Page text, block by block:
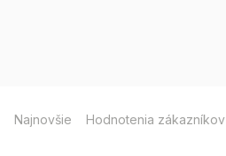
Najnovšie Hodnotenia zákazníkov